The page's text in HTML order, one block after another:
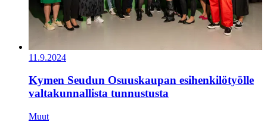
11.9.2024
Kymen Seudun Osuuskaupan esihenkilötyölle
valtakunnallista tunnustusta
Muut